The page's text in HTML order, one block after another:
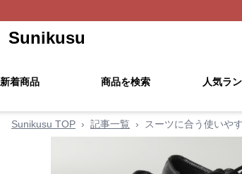
Sunikusu
新着商品 商品を検索 人気ラ
Sunikusu TOP › 記事一覧 › スーツに合う使いや